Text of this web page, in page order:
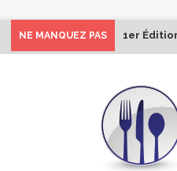
NE MANQUEZ PAS 1er